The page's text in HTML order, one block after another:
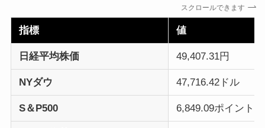
スクロールできます
指標 値
日経平均株価 49,407.31円
NYダウ 47,716.42ドル
S＆P500 6,849.09ポイント